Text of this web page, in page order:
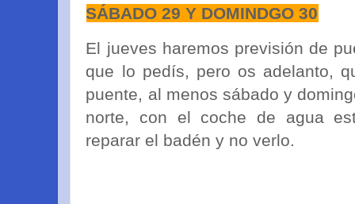
SÁBADO 29 Y DOMINDGO 30
El jueves haremos previsión de
que lo pedís, pero os adelanto,
puente, al menos sábado y
norte, con el coche de agua
reparar el badén y no verlo.